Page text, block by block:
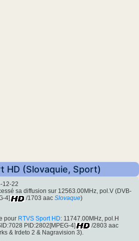
HD (Slovaquie, Sport)
12-22
sa diffusion sur 12563.00MHz, pol.V (DVB-
4]
/1703 aac Slovaque)
pour RTVS Sport HD: 11747.00MHz, pol.H
PID:2802[MPEG-4]
/2803 aac
& Irdeto 2 & Nagravision 3).